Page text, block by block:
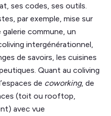
ses codes, ses outils.
par exemple, mise sur
commune, un
intergénérationnel,
de savoirs, les cuisines
Quant au coliving
de coworking, de
(toit ou rooftop,
avec vue